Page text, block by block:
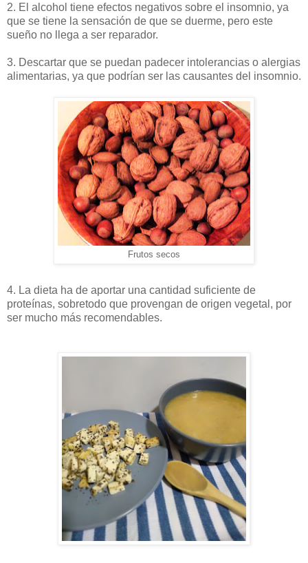
2. El alcohol tiene efectos negativos sobre el insomnio, ya
que se tiene la sensación de que se duerme, pero este
sueño no llega a ser reparador.
3. Descartar que se puedan padecer intolerancias o alergias
alimentarias, ya que podrían ser las causantes del insomnio.
Frutos secos
4. La dieta ha de aportar una cantidad suficiente de
proteínas, sobretodo que provengan de origen vegetal, por
ser mucho más recomendables.